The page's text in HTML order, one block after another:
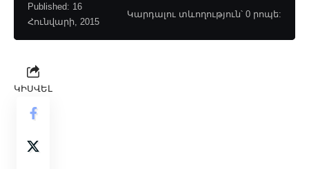
Published: 16
Հունվարի, 2015
Կարդալու տևողություն՝ 0 րոպե:
ԿԻՍՎԵԼ